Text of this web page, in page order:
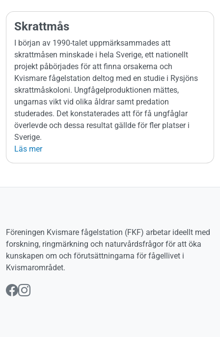
Skrattmås
I början av 1990-talet uppmärksammades att
skrattmåsen minskade i hela Sverige, ett nationellt
projekt påbörjades för att finna orsakerna och
Kvismare fågelstation deltog med en studie i Rysjöns
skrattmåskoloni. Ungfågelproduktionen mättes,
ungarnas vikt vid olika åldrar samt predation
studerades. Det konstaterades att för få ungfåglar
överlevde och dessa resultat gällde för fler platser i
Sverige.
Läs mer
Föreningen Kvismare fågelstation (FKF) arbetar ideellt med
forskning, ringmärkning och naturvårdsfrågor för att öka
kunskapen om och förutsättningarna för fågellivet i
Kvismarområdet.
Följ oss på Facebook
Följ oss på Instagram